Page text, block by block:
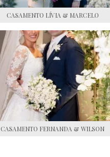
CASAMENTO LÍVIA & MARCELO
CASAMENTO FERNANDA & WILSON